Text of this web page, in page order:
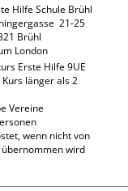
Hilfe Schule Brühl
21-25
Brühl
London
Erste Hilfe 9UE
länger als 2
Vereine
wenn nicht von
übernommen wird